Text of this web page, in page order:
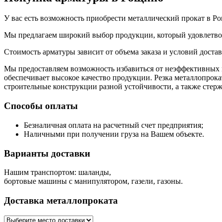
У вас есть возможность приобрести металлический прокат в
Мы предлагаем широкий выбор продукции, который
Стоимость арматуры зависит от объема заказа и условий
Мы предоставляем возможность избавиться от неэффективных
обеспечивает высокое качество продукции. Резка
строительные конструкции разной устойчивости, а также
Способы оплаты
Безналичная оплата на расчетный счет предприятия;
Наличными при получении груза на Вашем объекте.
Варианты доставки
Нашим транспортом: шаланды,
бортовые машины с манипулятором, газели, газоны.
Доставка металлопроката